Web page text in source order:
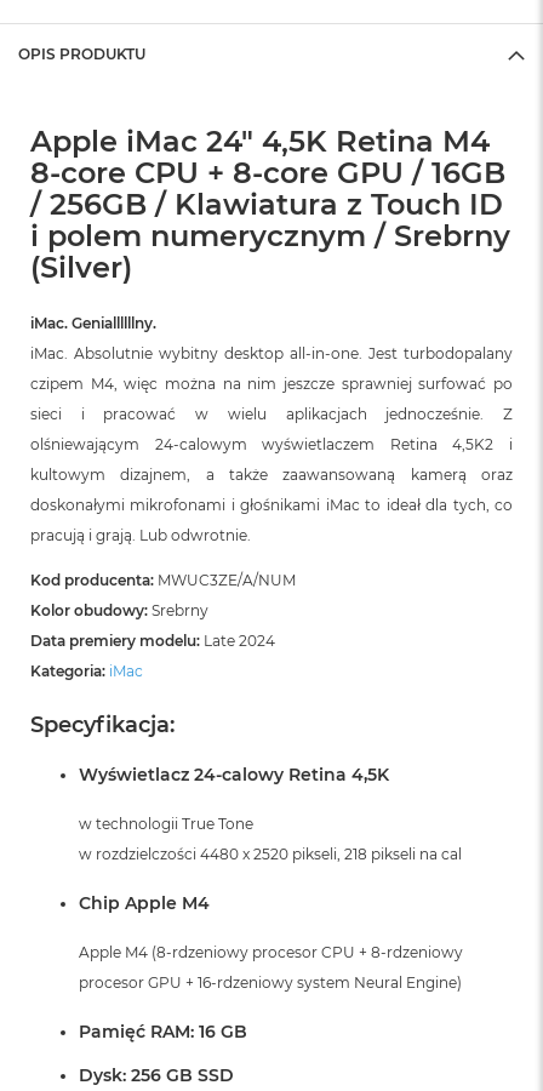
OPIS PRODUKTU
Apple iMac 24" 4,5K Retina M4
8-core CPU + 8-core GPU / 16GB
/ 256GB / Klawiatura z Touch ID
i polem numerycznym / Srebrny
(Silver)
iMac. Geniallllllny.
iMac. Absolutnie wybitny desktop all‑in‑one. Jest turbodopalany
czipem M4, więc można na nim jeszcze sprawniej surfować po
sieci i pracować w wielu aplikacjach jednocześnie. Z
olśniewającym 24‑calowym wyświetlaczem Retina 4,5K2 i
kultowym dizajnem, a także zaawansowaną kamerą oraz
doskonałymi mikrofonami i głośnikami iMac to ideał dla tych, co
pracują i grają. Lub odwrotnie.
Kod producenta: MWUC3ZE/A/NUM
Kolor obudowy: Srebrny
Data premiery modelu: Late 2024
Kategoria: iMac
Specyfikacja:
Wyświetlacz 24-calowy Retina 4,5K
w technologii True Tone
w rozdzielczości 4480 x 2520 pikseli, 218 pikseli na cal
Chip Apple M4
Apple M4 (8-rdzeniowy procesor CPU + 8-rdzeniowy
procesor GPU + 16-rdzeniowy system Neural Engine)
Pamięć RAM: 16 GB
Dysk: 256 GB SSD